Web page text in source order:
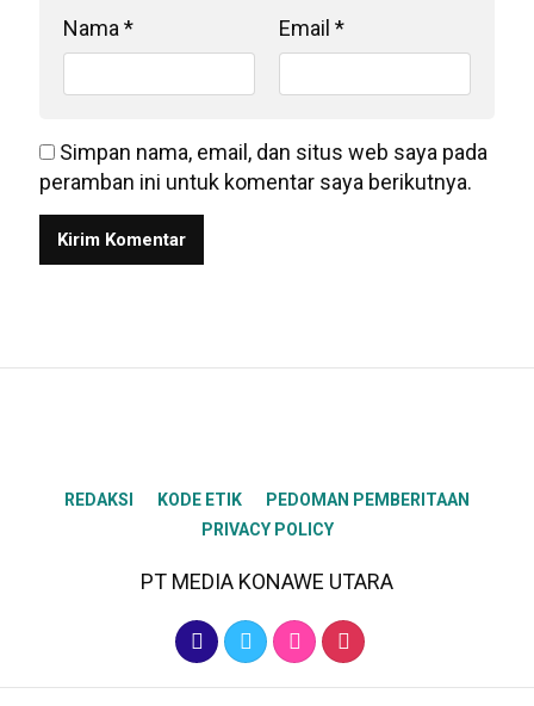
Nama * Email *
Simpan nama, email, dan situs web saya pada
peramban ini untuk komentar saya berikutnya.
REDAKSI KODE ETIK
PEDOMAN PEMBERITAAN
PRIVACY POLICY
PT MEDIA KONAWE UTARA